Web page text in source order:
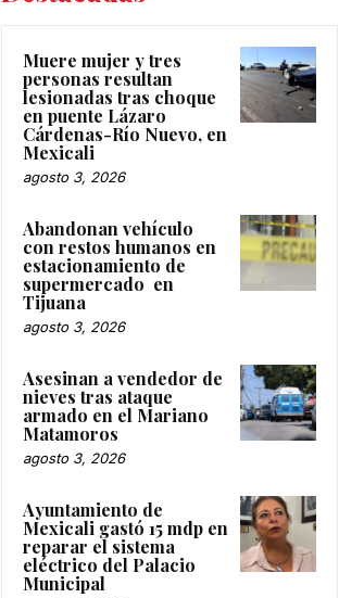
Muere mujer y tres
personas resultan
lesionadas tras choque
en puente Lázaro
Cárdenas-Río Nuevo, en
Mexicali
agosto 3, 2026
Abandonan vehículo
con restos humanos en
estacionamiento de
supermercado en
Tijuana
agosto 3, 2026
Asesinan a vendedor de
nieves tras ataque
armado en el Mariano
Matamoros
agosto 3, 2026
Ayuntamiento de
Mexicali gastó 15 mdp en
reparar el sistema
eléctrico del Palacio
Municipal